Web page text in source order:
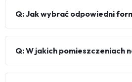
Q: Jak wybrać odpowiedni
Q: W jakich pomieszczeniach